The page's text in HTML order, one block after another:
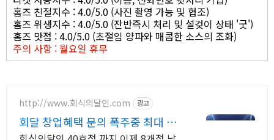
홈즈 친절지수 : 4.0/5.0 (사진 촬영 가능 및 협조)
홈즈 위생지수 : 4.0/5.0 (잔반즉시 처리 및 설겆이 상태 '굿')
홈즈 맛점 : 4.0/5.0 (초절임 양파와 매콤한 소스의 조화)
주의 사항 : 월요일 휴무
http://www.회식의달인.com 광고
회달 창업혜택 문의 폭주중 최대 1
억대출, 업변도 환영